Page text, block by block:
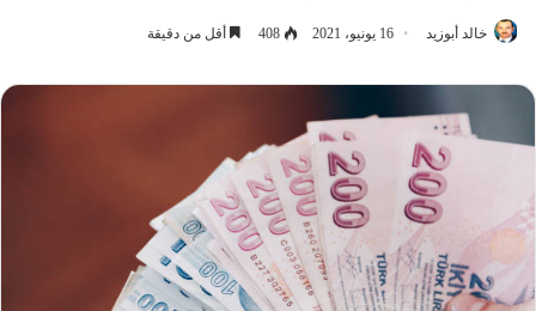
خالد أبوزيد 16 يونيو، 2021 408 أقل من دقيقة